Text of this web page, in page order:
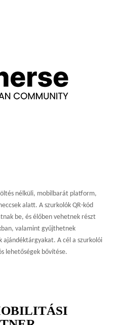
nélküli, mobilbarát platform,
alatt. A szurkolók QR-kód
be, és élőben vehetnek részt
valamint gyűjthetnek
ajándéktárgyakat. A cél a szurkolói
lehetőségek bővítése.